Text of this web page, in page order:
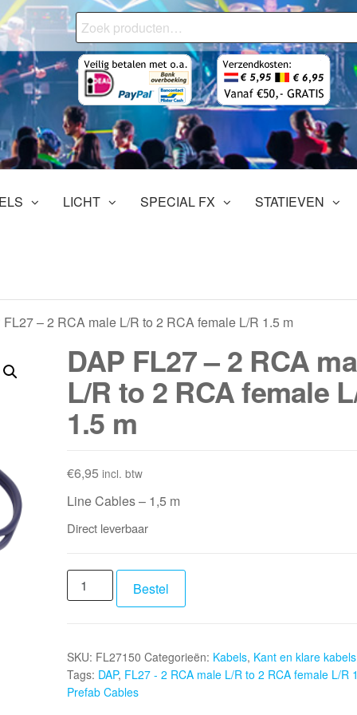
Zoeken
naar:
LICHT SPECIAL FX STATIEVEN
FL27 – 2 RCA male L/R to 2 RCA female L/R 1.5 m
DAP FL27 – 2 RCA
L/R to 2 RCA female
1.5 m
€6,95 incl. btw
Line Cables – 1,5 m
Direct leverbaar
DAP
FL27
RCA
male
L/R
Bestel
SKU: FL27150 Categorieën: Kabels, Kant en klare kabels
Tags: DAP, FL27 - 2 RCA male L/R to 2 RCA female L/R
Prefab Cables